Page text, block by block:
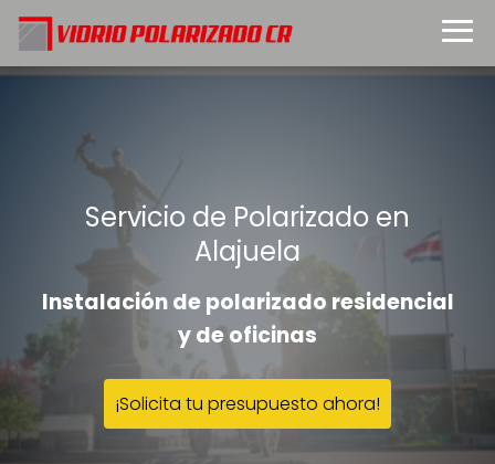
Servicio de Polarizado en
Alajuela
Instalación de polarizado residencial
y de oficinas
¡Solicita tu presupuesto ahora!